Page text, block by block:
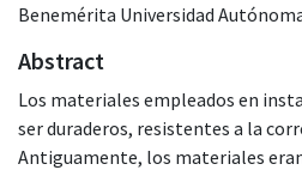
Benemérita Universidad
Abstract
Los materiales empleados en
ser duraderos, resistentes a la
Antiguamente, los materiales eran